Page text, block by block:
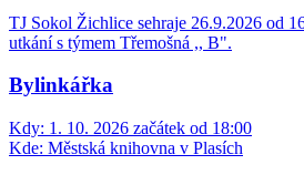
TJ Sokol Žichlice sehraje 26.9.2026 od
utkání s týmem Třemošná ,, B".
Bylinkářka
Kdy: 1. 10. 2026 začátek od 18:00
Kde: Městská knihovna v Plasích